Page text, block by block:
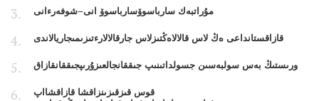
مۇراتبەك سارباسوۆسارباسوۆ انى–شوفەرءانى
قازاقستانداعى ەڭ لاس قالالاەڭتىزلاس جارقالالارءتىزىمىجاريالاندى
ورىستىڭ بەس سولبەسىن جسولداتىنىپ جىققانجالعىزۇرىپجىققانقازاق
قوس قىزقىزىنزاقشا قازاقشااپ